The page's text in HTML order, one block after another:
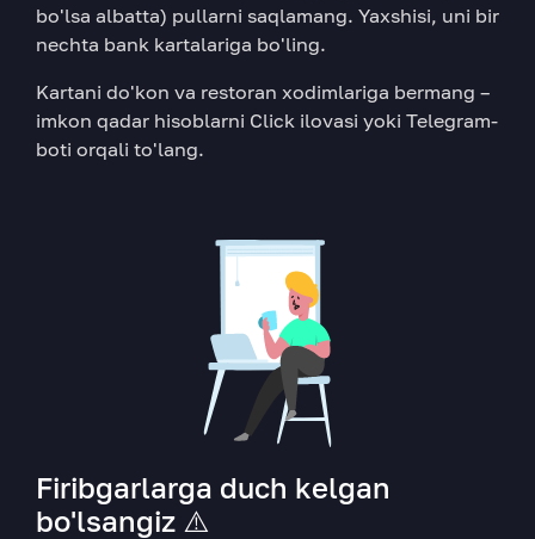
bo'lsa albatta) pullarni saqlamang. Yaxshisi, uni bir
nechta bank kartalariga bo'ling.
Kartani do'kon va restoran xodimlariga bermang –
imkon qadar hisoblarni Click ilovasi yoki Telegram-
boti orqali to'lang.
Firibgarlarga duch kelgan
bo'lsangiz ⚠️